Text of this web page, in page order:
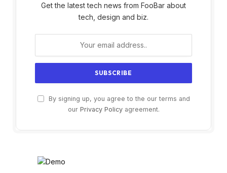
Get the latest tech news from FooBar about
tech, design and biz.
By signing up, you agree to the our terms and
our Privacy Policyagreement.